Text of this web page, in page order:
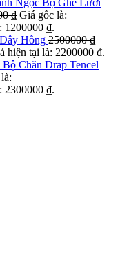
Bộ Ghế Lười
₫ Giá gốc là:
1200000 ₫.
Hồng 2500000₫
hiện tại là: 2200000 ₫.
Bộ Chăn Drap Tencel
2300000 ₫.